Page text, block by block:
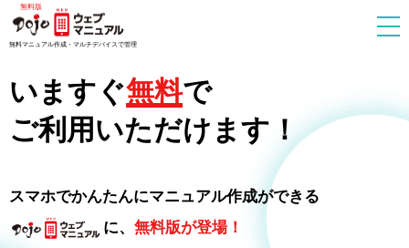
無料マニュアル作成・マルチデバイスで管理
いますぐ無料で
ご利用いただけます！
スマホでかんたんにマニュアル作成ができる
に、 無料版が登場！